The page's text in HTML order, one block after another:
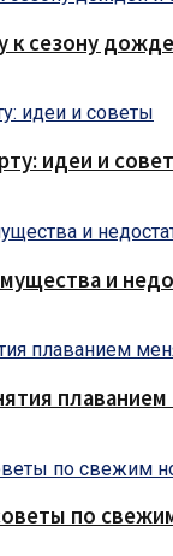
к сезону
идеи и
и
по